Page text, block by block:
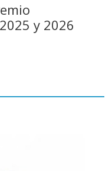
y 2026